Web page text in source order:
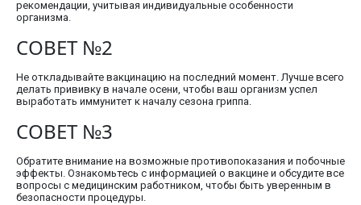
рекомендации, учитывая индивидуальные особенности
организма.
СОВЕТ №2
Не откладывайте вакцинацию на последний момент. Лучше всего
делать прививку в начале осени, чтобы ваш организм успел
выработать иммунитет к началу сезона гриппа.
СОВЕТ №3
Обратите внимание на возможные противопоказания и побочные
эффекты. Ознакомьтесь с информацией о вакцине и обсудите все
вопросы с медицинским работником, чтобы быть уверенным в
безопасности процедуры.